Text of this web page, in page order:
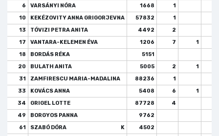
6
VARSÁNYI NÓRA 1668
1
10
KEKÉZOVITY ANNA GRIGORJEVNA 57832
1
13
TÓVIZI PETRA ANITA 4492
2
17
VANTARA-KELEMEN ÉVA 1206 7
1
18
BORDÁS RÉKA
5151
20
BULATH ANITA 5005 2
1
31
ZAMFIRESCU MARIA-MADALINA 88236
1
33
KOVÁCS ANNA 5408 6
1
34
GRIGEL LOTTE 87728
4
49
BORGYOS PANNA
9762
61
SZABÓ DÓRA K
4502